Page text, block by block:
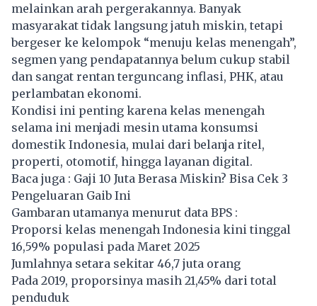
melainkan arah pergerakannya. Banyak
masyarakat tidak langsung jatuh miskin, tetapi
bergeser ke kelompok “menuju kelas menengah”,
segmen yang pendapatannya belum cukup stabil
dan sangat rentan terguncang inflasi, PHK, atau
perlambatan ekonomi.
Kondisi ini penting karena kelas menengah
selama ini menjadi mesin utama konsumsi
domestik Indonesia, mulai dari belanja ritel,
properti, otomotif, hingga layanan digital.
Baca juga : Gaji 10 Juta Berasa Miskin? Bisa Cek 3
Pengeluaran Gaib Ini
Gambaran utamanya menurut data BPS :
Proporsi kelas menengah Indonesia kini tinggal
16,59% populasi pada Maret 2025
Jumlahnya setara sekitar 46,7 juta orang
Pada 2019, proporsinya masih 21,45% dari total
penduduk